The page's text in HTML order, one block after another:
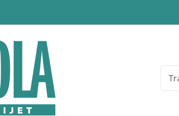
Search
for: